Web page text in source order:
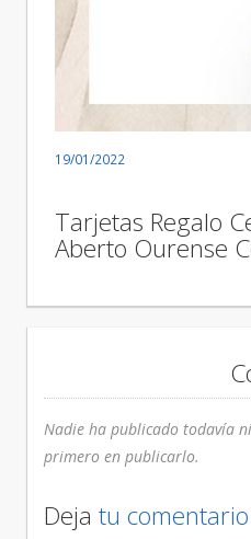
19/01/2022
Tarjetas Regalo
Aberto Ourense
Nadie ha publicado todavía
primero en publicarlo.
Deja tu comentario